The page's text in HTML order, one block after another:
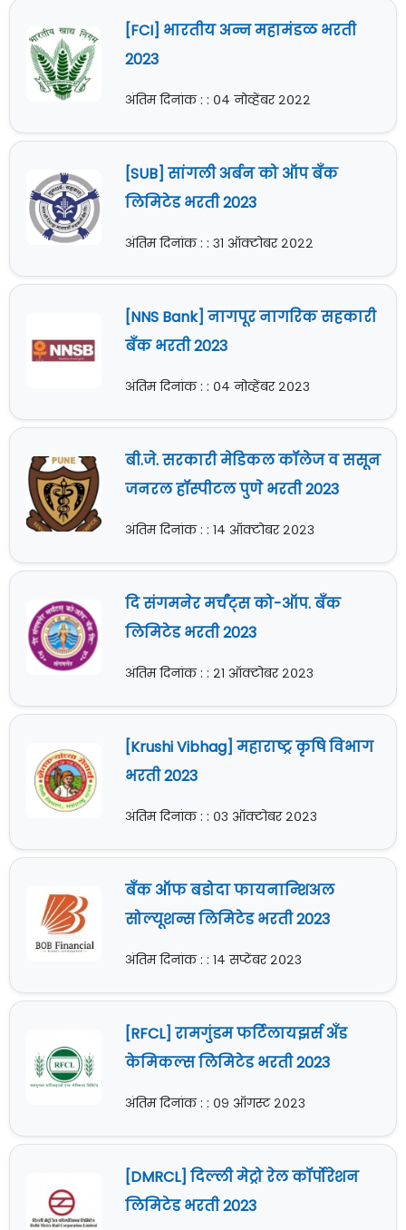
[FCI] भारतीय अन्न महामंडळ भरती
2023
अंतिम दिनांक : : ०४ नोव्हेंबर २०२२
[SUB] सांगली अर्बन को ऑप बँक
लिमिटेड भरती 2023
अंतिम दिनांक : : ३१ ऑक्टोबर २०२२
[NNS Bank] नागपूर नागरिक सहकारी
बँक भरती 2023
अंतिम दिनांक : : ०४ नोव्हेंबर २०२३
बी.जे. सरकारी मेडिकल कॉलेज व ससून
जनरल हॉस्पीटल पुणे भरती 2023
अंतिम दिनांक : : १४ ऑक्टोबर २०२३
दि संगमनेर मर्चंट्स को-ऑप. बँक
लिमिटेड भरती 2023
अंतिम दिनांक : : २१ ऑक्टोबर २०२३
[Krushi Vibhag] महाराष्ट्र कृषि विभाग
भरती 2023
अंतिम दिनांक : : ०३ ऑक्टोबर २०२३
बँक ऑफ बडोदा फायनान्शिअल
सोल्यूशन्स लिमिटेड भरती 2023
अंतिम दिनांक : : १४ सप्टेंबर २०२३
[RFCL] रामगुंडम फर्टिलायझर्स अँड
केमिकल्स लिमिटेड भरती 2023
अंतिम दिनांक : : ०९ ऑगस्ट २०२३
[DMRCL] दिल्ली मेट्रो रेल कॉर्पोरेशन
लिमिटेड भरती 2023